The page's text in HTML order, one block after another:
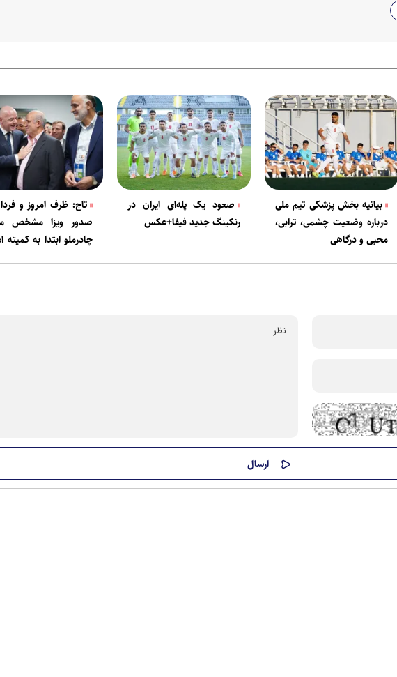
بیانیه بخش پزشکی تیم ملی
درباره وضعیت چشمی، ترابی،
محبی و درگاهی
صعود یک‌ پله‌ای ایران در
رنکینگ جدید فیفا+عکس
تاج: ظرف امروز و
صدور ویزا مشخص
چادرملو ابتدا به کمیته